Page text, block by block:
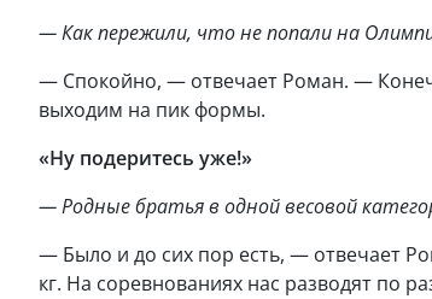
— Как пережили, что не попали на
— Спокойно, — отвечает Роман. —
выходим на пик формы.
«Ну подеритесь уже!»
— Родные братья в одной весовой
— Было и до сих пор есть, — отвечает
кг. На соревнованиях нас разводят по